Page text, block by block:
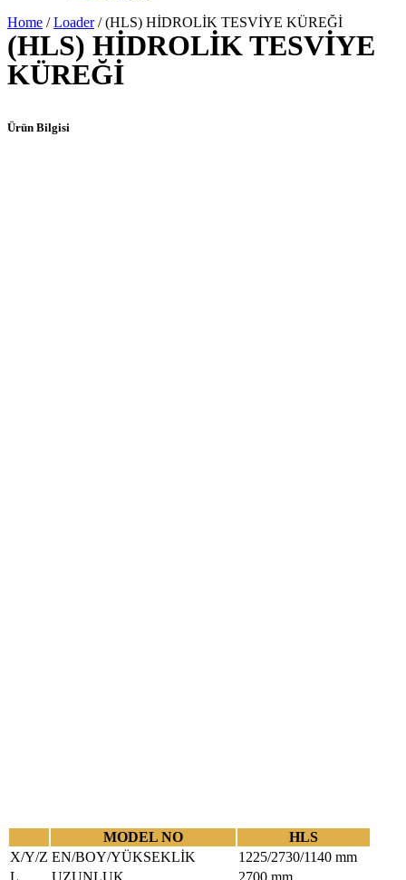
Home /Loader/ (HLS) HİDROLİK TESVİYE KÜREĞİ
(HLS) HİDROLİK TESVİYE
KÜREĞİ
Ürün Bilgisi
MODEL NO
HLS
X/Y/Z EN/BOY/YÜKSEKLİK
1225/2730/1140 mm
L
UZUNLUK 2700 mm